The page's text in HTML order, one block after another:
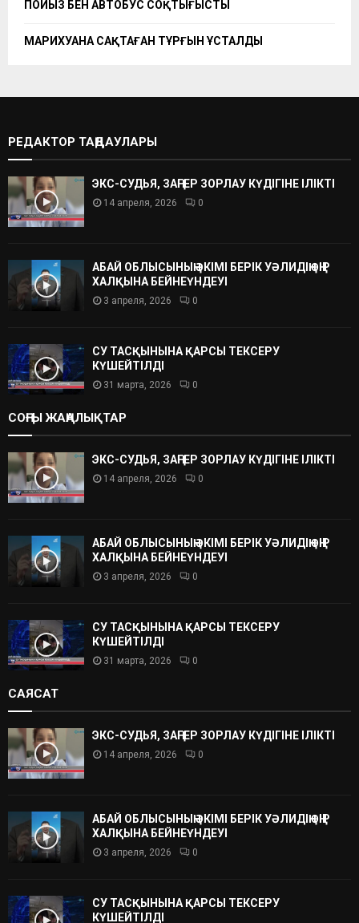
ПОЙЫЗ БЕН АВТОБУС СОҚТЫҒЫСТЫ
МАРИХУАНА САҚТАҒАН ТҰРҒЫН ҰСТАЛДЫ
РЕДАКТОР ТАҢДАУЛАРЫ
ЭКС-СУДЬЯ, ЗАҢГЕР ЗОРЛАУ КҮДІГІНЕ ІЛІКТІ
14 апреля, 2026 0
АБАЙ ОБЛЫСЫНЫҢ ӘКІМІ БЕРІК УӘЛИДІҢ ӨҢІР
ХАЛҚЫНА БЕЙНЕҮНДЕУІ
3 апреля, 2026 0
СУ ТАСҚЫНЫНА ҚАРСЫ ТЕКСЕРУ
КҮШЕЙТІЛДІ
31 марта, 2026 0
СОҢҒЫ ЖАҢАЛЫҚТАР
ЭКС-СУДЬЯ, ЗАҢГЕР ЗОРЛАУ КҮДІГІНЕ ІЛІКТІ
14 апреля, 2026 0
АБАЙ ОБЛЫСЫНЫҢ ӘКІМІ БЕРІК УӘЛИДІҢ ӨҢІР
ХАЛҚЫНА БЕЙНЕҮНДЕУІ
3 апреля, 2026 0
СУ ТАСҚЫНЫНА ҚАРСЫ ТЕКСЕРУ
КҮШЕЙТІЛДІ
31 марта, 2026 0
САЯСАТ
ЭКС-СУДЬЯ, ЗАҢГЕР ЗОРЛАУ КҮДІГІНЕ ІЛІКТІ
14 апреля, 2026 0
АБАЙ ОБЛЫСЫНЫҢ ӘКІМІ БЕРІК УӘЛИДІҢ ӨҢІР
ХАЛҚЫНА БЕЙНЕҮНДЕУІ
3 апреля, 2026 0
СУ ТАСҚЫНЫНА ҚАРСЫ ТЕКСЕРУ
КҮШЕЙТІЛДІ